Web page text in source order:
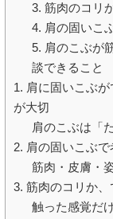
3. 筋肉のコリ
4. 肩の固いこ
5. 肩のこぶが
談できること
1. 肩に固いこぶ
が大切
肩のこぶは「
2. 肩の固いこぶ
筋肉・皮膚・
3. 筋肉のコリか
触った感覚だ